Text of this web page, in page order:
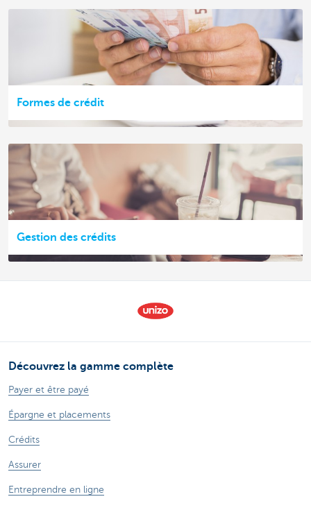
Formes de crédit
Gestion des crédits
Découvrez la gamme complète
Payer et être payé
Épargne et placements
Crédits
Assurer
Entreprendre en ligne